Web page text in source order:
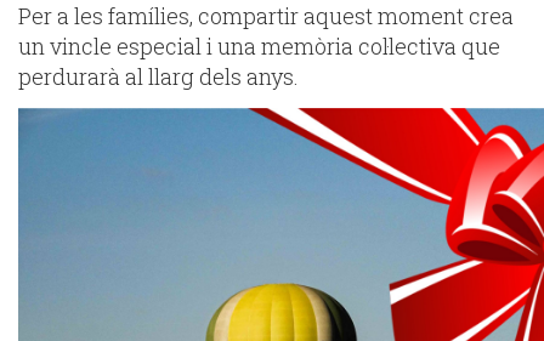
Per a les famílies, compartir aquest moment crea
un vincle especial i una memòria col·lectiva que
perdurarà al llarg dels anys.